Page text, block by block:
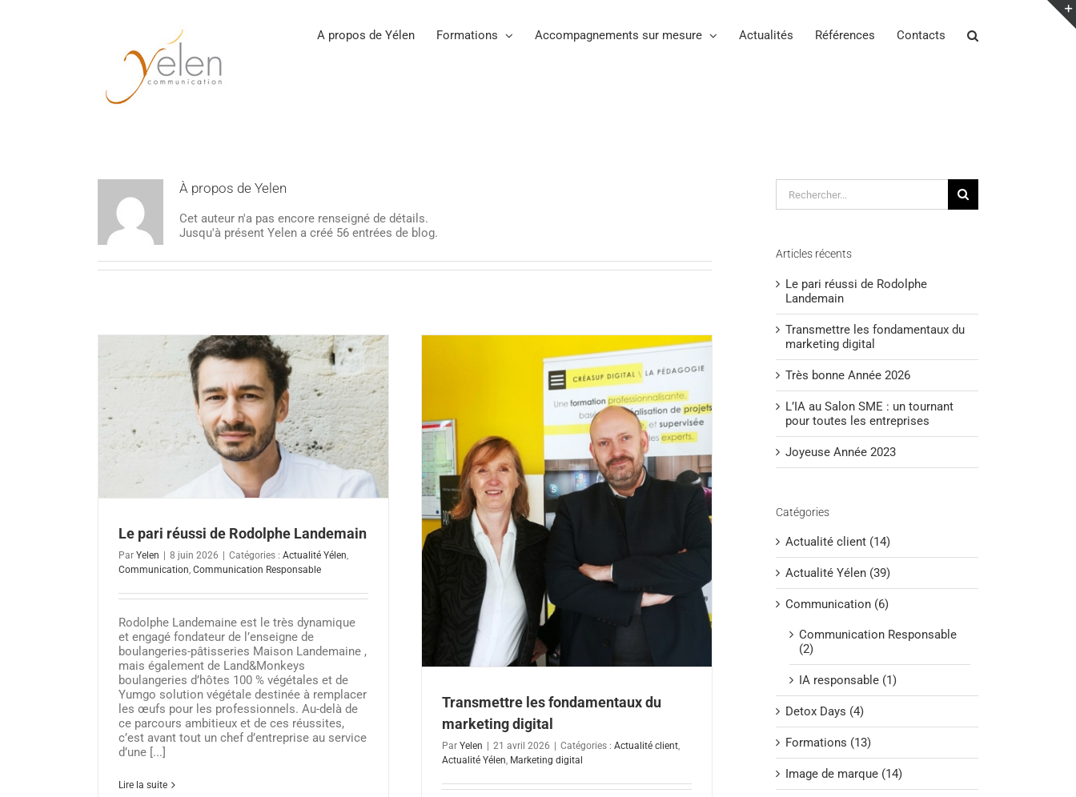
A propos de Yélen Formations Accompagnements sur mesure Actualités Références Contacts
À propos de Yelen
Cet auteur n'a pas encore renseigné de détails.
Jusqu'à présent Yelen a créé 56 entrées de blog.
Le pari réussi de Rodolphe Landemain
Par Yelen 8 juin 2026 Catégories : Actualité Yélen,
Communication, Communication Responsable
Rodolphe Landemaine est le très dynamique
et engagé fondateur de l’enseigne de
boulangeries-pâtisseries Maison Landemaine ,
mais également de Land&Monkeys
boulangeries d’hôtes 100 % végétales et de
Yumgo solution végétale destinée à remplacer
les œufs pour les professionnels. Au-delà de
ce parcours ambitieux et de ces réussites,
c’est avant tout un chef d’entreprise au service
d’une [...]
Lire la suite
Actualité client Actualité Yélen Marketing digital
Transmettre les fondamentaux du
marketing digital
Par Yelen | 21 avril 2026 | Catégories : Actualité client,
Actualité Yélen, Marketing digital
Articles récents
Le pari réussi de Rodolphe
Landemain
Transmettre les fondamentaux du
marketing digital
Très bonne Année 2026
L’IA au Salon SME : un tournant
pour toutes les entreprises
Joyeuse Année 2023
Catégories
Actualité client (14)
Actualité Yélen (39)
Communication (6)
Communication Responsable
(2)
IA responsable (1)
Detox Days (4)
Formations (13)
Image de marque (14)